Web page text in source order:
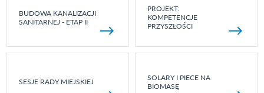
BUDOWA KANALIZACJI
SANITARNEJ - ETAP II
PROJEKT:
KOMPETENCJE
PRZYSZŁOŚCI
SESJE RADY MIEJSKIEJ
SOLARY I PIECE NA
BIOMASĘ